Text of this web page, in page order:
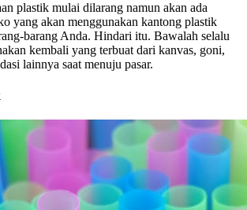
plastik mulai dilarang namun akan ada
yang akan menggunakan kantong plastik
barang Anda. Hindari itu. Bawalah selalu
kembali yang terbuat dari kanvas, goni,
lainnya saat menuju pasar.